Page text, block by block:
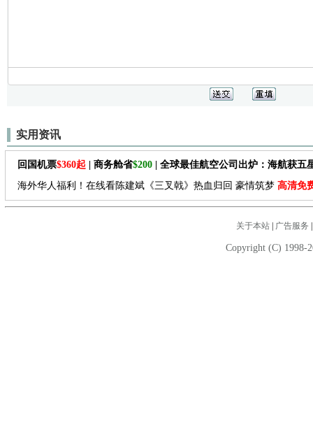
实用资讯
回国机票$360起 | 商务舱省$200 | 全球最佳航空公司出炉：海航获五
海外华人福利！在线看陈建斌《三叉戟》热血归回 豪情筑梦 高清免
关于本站| 广告服务
Copyright (C) 1998-